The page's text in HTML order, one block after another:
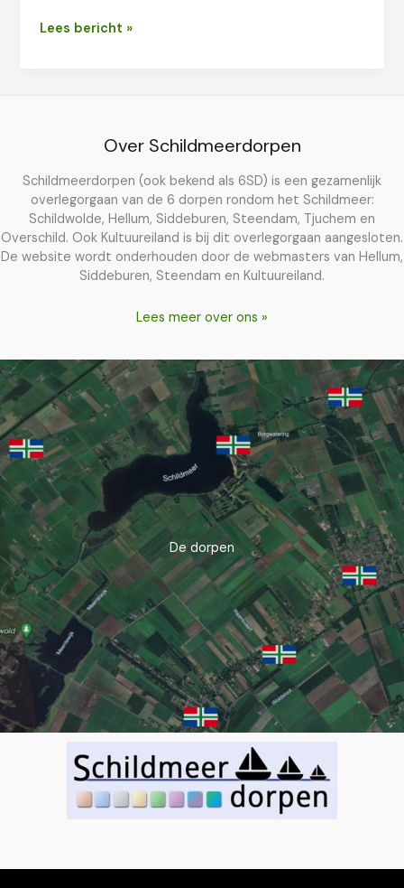
Op
Lees bericht »
Over Schildmeerdorpen
Schildmeerdorpen (ook bekend als 6SD) is een gezamenlijk
overlegorgaan van de 6 dorpen rondom het Schildmeer:
Schildwolde, Hellum, Siddeburen, Steendam, Tjuchem en
Overschild. Ook Kultuureiland is bij dit overlegorgaan aangesloten.
De website wordt onderhouden door de webmasters van Hellum,
Siddeburen, Steendam en Kultuureiland.
Lees meer over ons »
De dorpen